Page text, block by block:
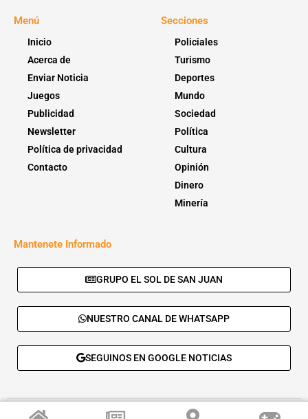
Menú
Inicio
Acerca de
Enviar Noticia
Juegos
Publicidad
Newsletter
Política de privacidad
Contacto
Secciones
Policiales
Turismo
Deportes
Mundo
Sociedad
Política
Cultura
Opinión
Dinero
Minería
Mantenete Informado
GRUPO EL SOL DE SAN JUAN
NUESTRO CANAL DE WHATSAPP
SEGUINOS EN GOOGLE NOTICIAS